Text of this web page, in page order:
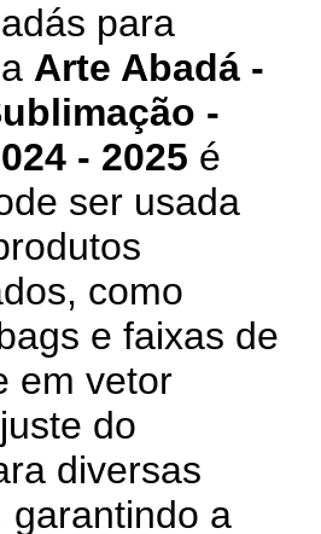
para
Arte Abadá -
-
- 2025 é
ser usada
como
e faixas de
em vetor
do
diversas
garantindo a